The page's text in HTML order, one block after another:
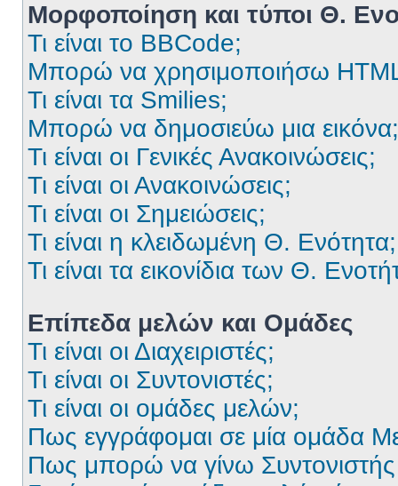
Μορφοποίηση και τύποι Θ.
Τι είναι το BBCode;
Μπορώ να χρησιμοποιήσω
Τι είναι τα Smilies;
Μπορώ να δημοσιεύω μια εικόνα;
Τι είναι οι Γενικές Ανακοινώσεις;
Τι είναι οι Ανακοινώσεις;
Τι είναι οι Σημειώσεις;
Τι είναι η κλειδωμένη Θ. Ενότητα;
Τι είναι τα εικονίδια των Θ.
Επίπεδα μελών και Ομάδες
Τι είναι οι Διαχειριστές;
Τι είναι οι Συντονιστές;
Τι είναι οι ομάδες μελών;
Πως εγγράφομαι σε μία ομάδα
Πως μπορώ να γίνω